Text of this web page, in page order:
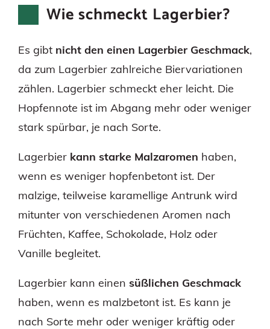
Wie schmeckt Lagerbier?
Es gibt nicht den einen Lagerbier Geschmack,
da zum Lagerbier zahlreiche Biervariationen
zählen. Lagerbier schmeckt eher leicht. Die
Hopfennote ist im Abgang mehr oder weniger
stark spürbar, je nach Sorte.
Lagerbier kann starke Malzaromen haben,
wenn es weniger hopfenbetont ist. Der
malzige, teilweise karamellige Antrunk wird
mitunter von verschiedenen Aromen nach
Früchten, Kaffee, Schokolade, Holz oder
Vanille begleitet.
Lagerbier kann einen süßlichen Geschmack
haben, wenn es malzbetont ist. Es kann je
nach Sorte mehr oder weniger kräftig oder